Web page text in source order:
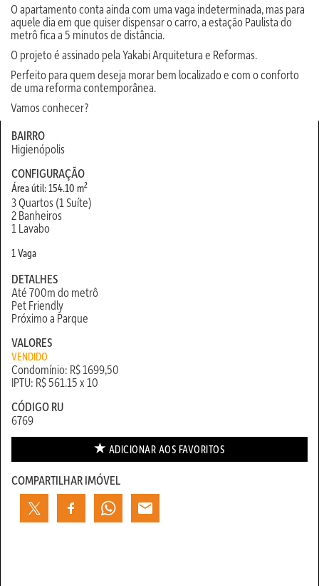
O apartamento conta ainda com uma vaga indeterminada, mas para
aquele dia em que quiser dispensar o carro, a estação Paulista do
metrô fica a 5 minutos de distância.
O projeto é assinado pela Yakabi Arquitetura e Reformas.
Perfeito para quem deseja morar bem localizado e com o conforto
de uma reforma contemporânea.
Vamos conhecer?
BAIRRO
Higienópolis
CONFIGURAÇÃO
Área útil: 154.10 m2
3 Quartos (1 Suíte)
2 Banheiros
1 Lavabo
1 Vaga
DETALHES
Até 700m do metrô
Pet Friendly
Próximo a Parque
VALORES
VENDIDO
Condomínio: R$ 1699,50
IPTU: R$ 561.15 x 10
CÓDIGO RU
6769
ADICIONAR AOS FAVORITOS
COMPARTILHAR IMÓVEL